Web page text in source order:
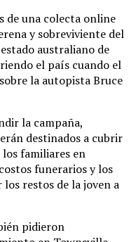
de una colecta online
y sobreviviente del
australiano de
el país cuando el
la autopista Bruce
la campaña,
destinados a cubrir
familiares en
funerarios y los
restos de la joven a
pidieron